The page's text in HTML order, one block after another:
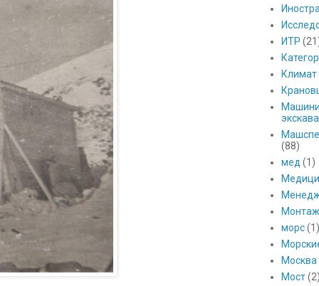
ИТР
Климат
(88)
мед (1)
морс (1)
Москва
Мост